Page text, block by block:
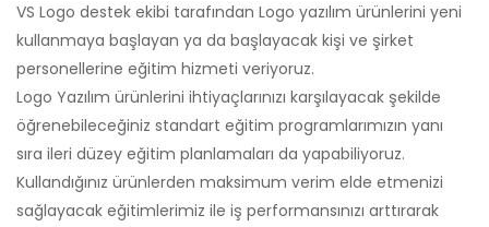
VS Logo destek ekibi tarafından Logo yazılım ürünlerini yeni
kullanmaya başlayan ya da başlayacak kişi ve şirket
personellerine eğitim hizmeti veriyoruz.
Logo Yazılım ürünlerini ihtiyaçlarınızı karşılayacak şekilde
öğrenebileceğiniz standart eğitim programlarımızın yanı
sıra ileri düzey eğitim planlamaları da yapabiliyoruz.
Kullandığınız ürünlerden maksimum verim elde etmenizi
sağlayacak eğitimlerimiz ile iş performansınızı arttırarak